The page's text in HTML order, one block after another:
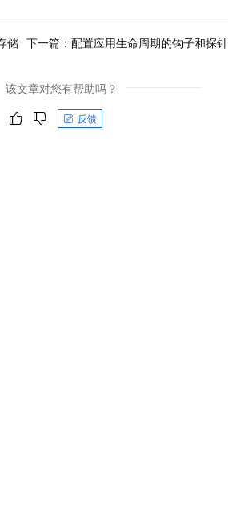
储 下一篇： 配置应用生命周期的钩子和探针
该文章对您有帮助吗？
反馈